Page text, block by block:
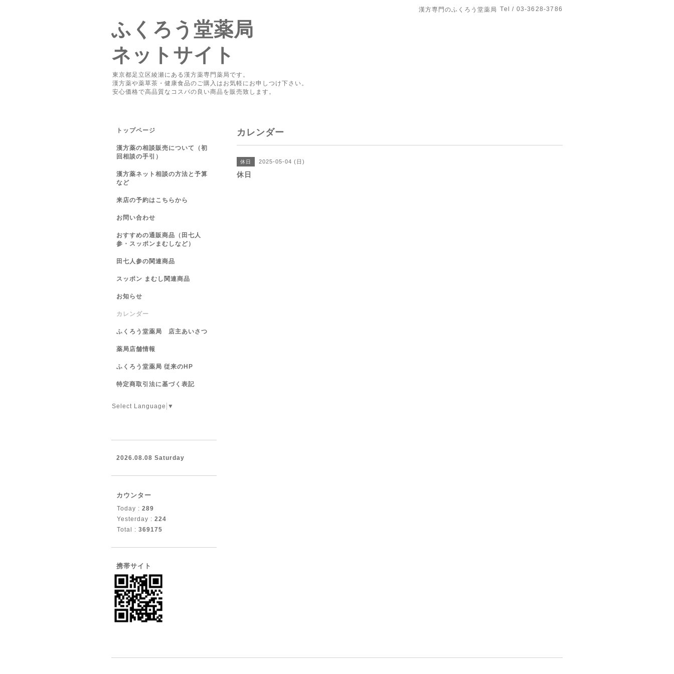
漢方専門のふくろう堂薬局 Tel / 03-3628-3786
ふくろう堂薬局
ネットサイト
東京都足立区綾瀬にある漢方薬専門薬局です。
漢方薬や薬草茶・健康食品のご購入はお気軽にお申しつけ下さい。
安心価格で高品質なコスパの良い商品を販売致します。
カレンダー
休日 2025-05-04 (日)
休日
トップページ
漢方薬の相談販売について（初
回相談の手引）
漢方薬ネット相談の方法と予算
など
来店の予約はこちらから
お問い合わせ
おすすめの通販商品（田七人
参・スッポンまむしなど）
田七人参の関連商品
スッポン まむし関連商品
お知らせ
カレンダー
ふくろう堂薬局 店主あいさつ
薬局店舗情報
ふくろう堂薬局 従来のHP
特定商取引法に基づく表記
Select Language ▼
2026.08.08 Saturday
カウンター
Today : 289
Yesterday : 224
Total : 369175
携帯サイト